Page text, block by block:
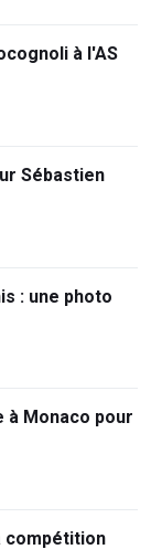
à l'AS
Sébastien
: une photo
à Monaco pour
compétition